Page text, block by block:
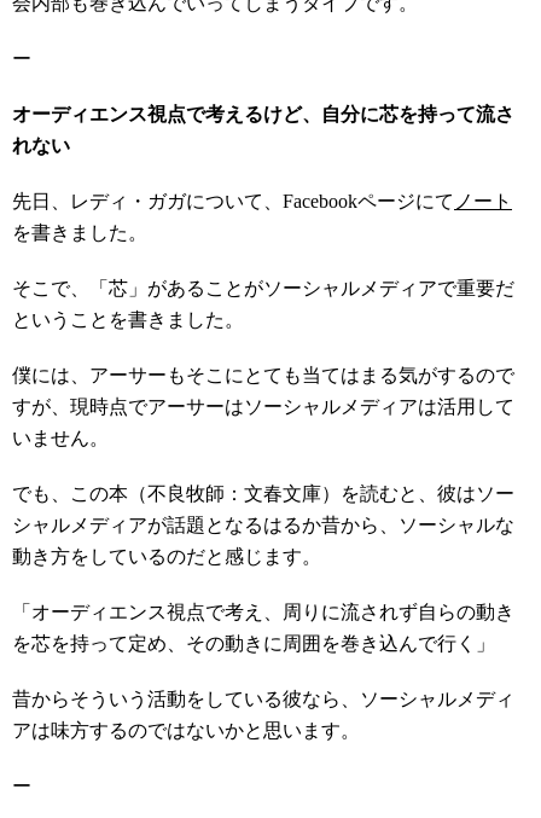
ー
オーディエンス視点で考えるけど、自分に芯を持って流さ
れない
先日、レディ・ガガについて、Facebookページにて ノート
を書きました。
そこで、「芯」があることがソーシャルメディアで重要だ
ということを書きました。
僕には、アーサーもそこにとても当てはまる気がするので
すが、現時点でアーサーはソーシャルメディアは活用して
いません。
でも、この本（不良牧師：文春文庫）を読むと、彼はソー
シャルメディアが話題となるはるか昔から、ソーシャルな
動き方をしているのだと感じます。
「オーディエンス視点で考え、周りに流されず自らの動き
を芯を持って定め、その動きに周囲を巻き込んで行く」
昔からそういう活動をしている彼なら、ソーシャルメディ
アは味方するのではないかと思います。
ー